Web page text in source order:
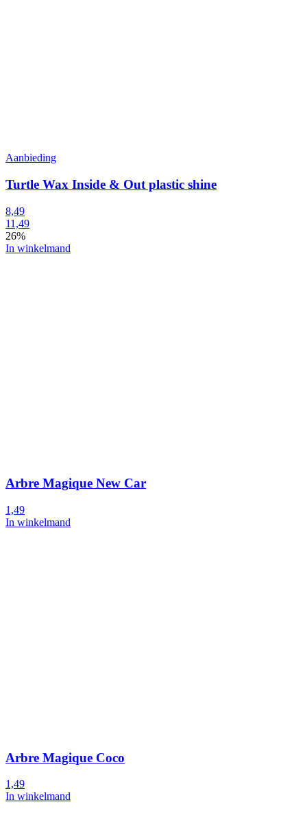
Aanbieding
Turtle Wax Inside & Out plastic shine
8,49
11,49
26%
In winkelmand
Arbre Magique New Car
1,49
In winkelmand
Arbre Magique Coco
1,49
In winkelmand